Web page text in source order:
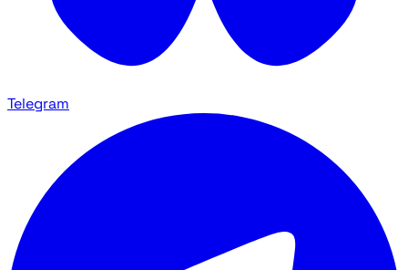
Telegram